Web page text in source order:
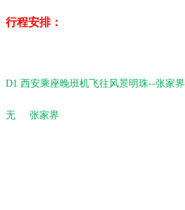
行程安排：
D1 西安乘座晚班机飞往风景明珠--张家界
无 张家界